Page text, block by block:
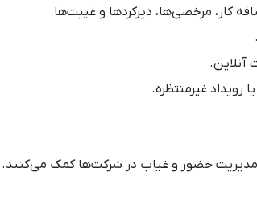
کار، مرخصی‌ها، دیرکردها و غیبت‌ها.
آنلاین.
غیرمنتظره.
مدیریت حضور و غیاب در شرکت‌ها کمک می‌کنند.